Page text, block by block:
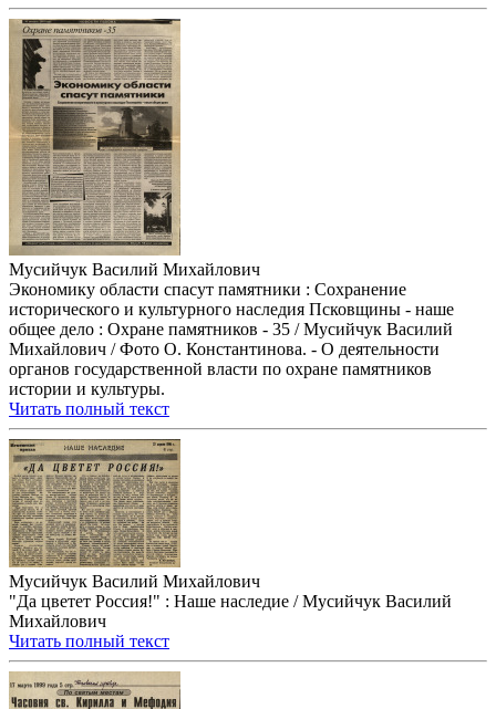
Мусийчук Василий Михайлович
Экономику области спасут памятники : Сохранение
исторического и культурного наследия Псковщины - наше
общее дело : Охране памятников - 35 / Мусийчук Василий
Михайлович / Фото О. Константинова. - О деятельности
органов государственной власти по охране памятников
истории и культуры.
Читать полный текст
Мусийчук Василий Михайлович
"Да цветет Россия!" : Наше наследие / Мусийчук Василий
Михайлович
Читать полный текст